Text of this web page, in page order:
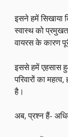
इसने हमें सिखाया
स्वास्थ को
वायरस के कारण
इससे हमें एहसास
परिवारों का
है।
अब, प्रश्न हैं-